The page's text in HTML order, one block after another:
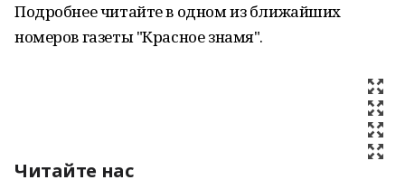
Подробнее читайте в одном из ближайших
номеров газеты "Красное знамя".
Читайте нас